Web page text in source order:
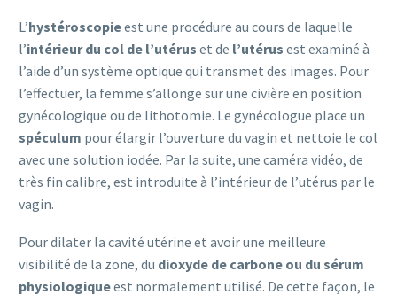
L’hystéroscopieest une procédure au cours de laquelle
l’intérieur du col de l’utérus et de l’utérus est examiné à
l’aide d’un système optique qui transmet des images. Pour
l’effectuer, la femme s’allonge sur une civière en position
gynécologique ou de lithotomie. Le gynécologue place un
spéculum pour élargir l’ouverture du vagin et nettoie le col
avec une solution iodée. Par la suite, une caméra vidéo, de
très fin calibre, est introduite à l’intérieur de l’utérus par le
vagin.
Pour dilater la cavité utérine et avoir une meilleure
visibilité de la zone, du dioxyde de carbone ou du sérum
physiologiqueest normalement utilisé. De cette façon, le